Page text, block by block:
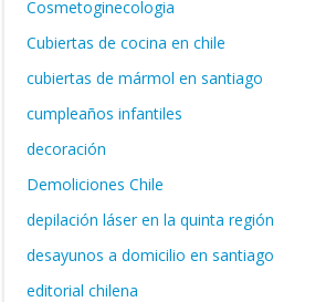
Cosmetoginecologia
Cubiertas de cocina en chile
cubiertas de mármol en santiago
cumpleaños infantiles
decoración
Demoliciones Chile
depilación láser en la quinta región
desayunos a domicilio en santiago
editorial chilena